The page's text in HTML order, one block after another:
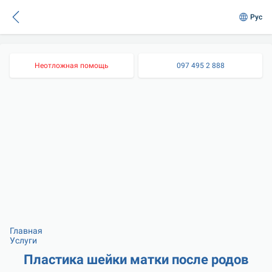
Рус
Неотложная помощь 097 495 2 888
Главная
Услуги
Пластика шейки матки после родов